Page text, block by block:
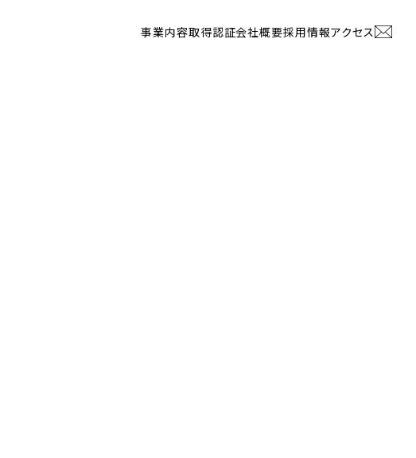
事業内容取得認証会社概要採用情報アクセス
事業内容取得認証会社概要採用情報アクセス